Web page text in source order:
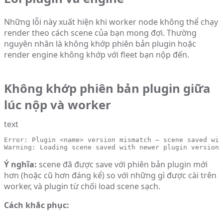
Những lỗi này xuất hiện khi worker node không thể chạy
render theo cách scene của bạn mong đợi. Thường
nguyên nhân là không khớp phiên bản plugin hoặc
render engine không khớp với fleet bạn nộp đến.
Không khớp phiên bản plugin giữa
lúc nộp và worker
text
Error: Plugin <name> version mismatch — scene saved
Warning: Loading scene saved with newer plugin
Ý nghĩa: scene đã được save với phiên bản plugin mới
hơn (hoặc cũ hơn đáng kể) so với những gì được cài trên
worker, và plugin từ chối load scene sạch.
Cách khắc phục: